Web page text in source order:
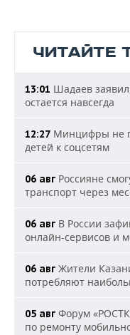
ЧИТАЙТЕ
13:01 Шадаев
остается навсегда
12:27 Минцифры не
детей к соцсетям
06 авг Россияне
транспорт через
06 авг В России
онлайн-сервисов и
06 авг Жители
потребляют
05 авг Форум
по ремонту